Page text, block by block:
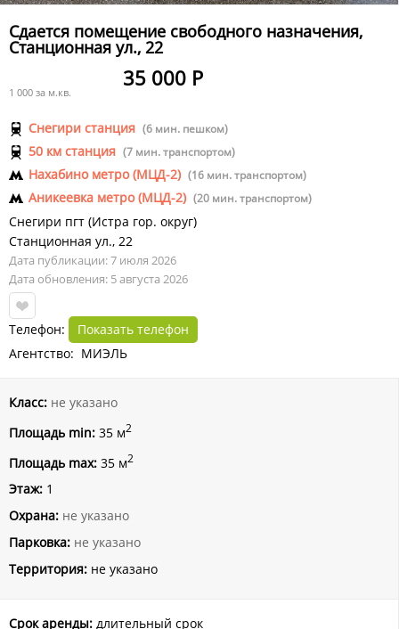
Сдается помещение свободного назначения,
Станционная ул., 22
35 000 Р
1 000 за м.кв.
Снегири станция (6 мин. пешком)
50 км станция (7 мин. транспортом)
Нахабино метро (МЦД-2) (16 мин. транспортом)
Аникеевка метро (МЦД-2) (20 мин. транспортом)
Снегири пгт (Истра гор. округ)
Станционная ул., 22
Дата публикации: 7 июля 2026
Дата обновления: 5 августа 2026
Телефон:
Показать телефон
Агентство: МИЭЛЬ
Класс: не указано
Площадь min: 35 м2
Площадь max: 35 м2
Этаж: 1
Охрана: не указано
Парковка: не указано
Территория: не указано
Срок аренды: длительный срок